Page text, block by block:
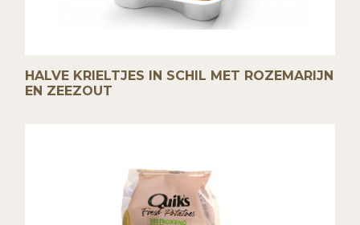
HALVE KRIELTJES IN SCHIL MET ROZEMARIJN
EN ZEEZOUT